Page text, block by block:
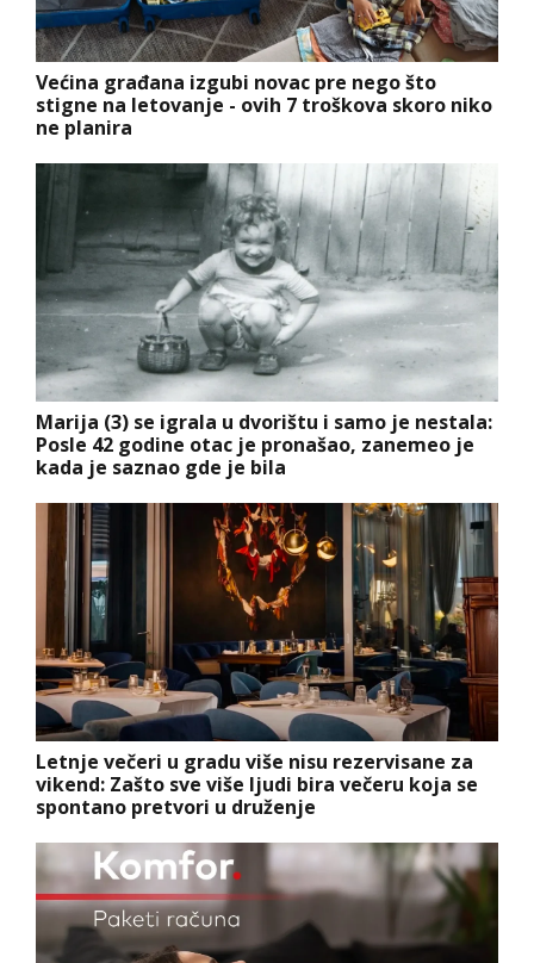
Većina građana izgubi novac pre nego što
stigne na letovanje - ovih 7 troškova skoro niko
ne planira
Marija (3) se igrala u dvorištu i samo je nestala:
Posle 42 godine otac je pronašao, zanemeo je
kada je saznao gde je bila
Letnje večeri u gradu više nisu rezervisane za
vikend: Zašto sve više ljudi bira večeru koja se
spontano pretvori u druženje